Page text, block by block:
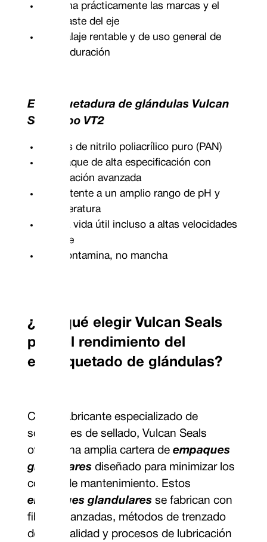
Elimina prácticamente las marcas y el
desgaste del eje
Embalaje rentable y de uso general de
larga duración
Empaquetadura de glándulas Vulcan
Seals tipo VT2
Fibras de nitrilo poliacrílico puro (PAN)
Empaque de alta especificación con
lubricación avanzada
Resistente a un amplio rango de pH y
temperatura
Larga vida útil incluso a altas velocidades
del eje
No contamina, no mancha
¿Por qué elegir Vulcan Seals
para el rendimiento del
empaquetado de glándulas?
Como fabricante especializado de
soluciones de sellado, Vulcan Seals
ofrece una amplia cartera deempaques
glandulares diseñado para minimizar los
costos de mantenimiento. Estos
empaques glandulares se fabrican con
fibras avanzadas, métodos de trenzado
de alta calidad y procesos de lubricación